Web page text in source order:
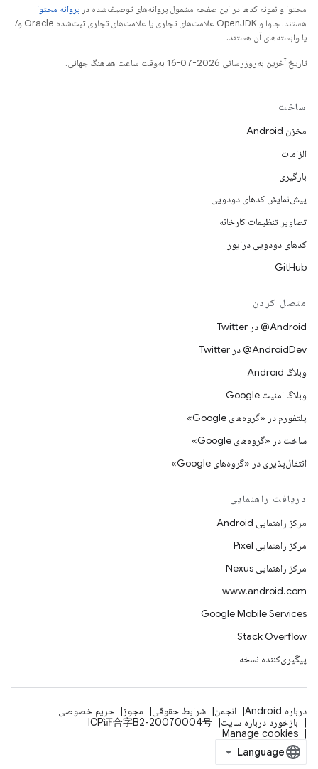
محتوا و نمونه کدها در این صفحه مشمول پروانه‌های توصیف‌شده در پروانه محتوا
هستند. جاوا و OpenJDK علامت‌های تجاری یا علامت‌های تجاری ثبت‌شده Oracle و/
یا وابسته‌های آن هستند.
تاریخ آخرین به‌روزرسانی 2026-07-16 به‌وقت ساعت هماهنگ جهانی.
ساخت
مخزن Android
الزامات
بارگیری
پیش‌نمایش کدهای دودویی
تصاویر تنظیمات کارخانه
کدهای دودویی درایور
GitHub
متصل کردن
Android@ در Twitter
AndroidDev@ در Twitter
وبلاگ Android
وبلاگ امنیت Google
پلتفورم در «گروه‌های Google»
ساخت در «گروه‌های Google»
انتقال‌پذیری در «گروه‌های Google»
دریافت راهنمایی
مرکز راهنمایی Android
مرکز راهنمایی Pixel
مرکز راهنمایی Nexus
www.android.com
Google Mobile Services
Stack Overflow
پیگیری‌کننده نسخه
درباره Android انجمن شرایط حقوقی مجوز
حریم خصوصی
بازخورد درباره سایت
ICP证合字B2-20070004号
Manage cookies